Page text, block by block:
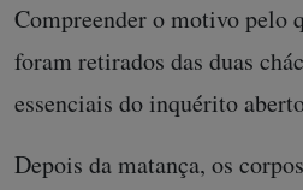
Compreender o motivo pelo
foram retirados das duas
essenciais do inquérito
Depois da matança, os